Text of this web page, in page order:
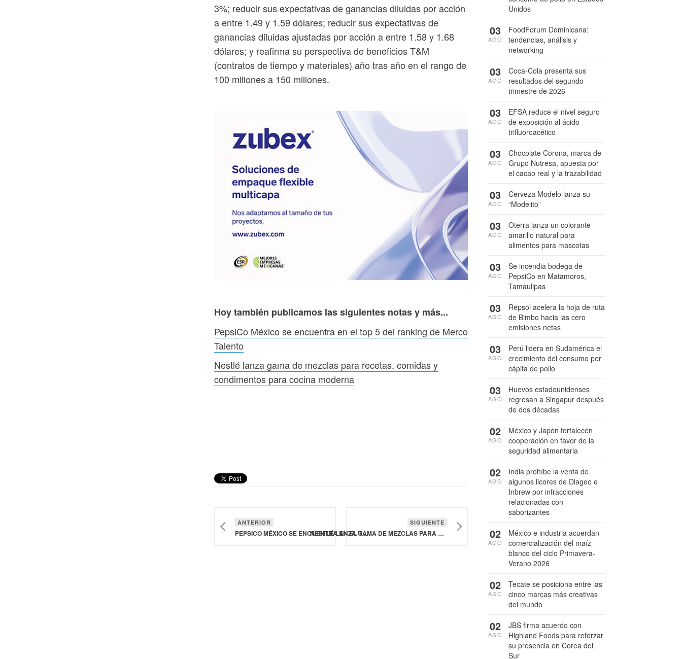
3%; reducir sus expectativas de ganancias diluidas por acción
a entre 1.49 y 1.59 dólares; reducir sus expectativas de
ganancias diluidas ajustadas por acción a entre 1.58 y 1.68
dólares; y reafirma su perspectiva de beneficios T&M
(contratos de tiempo y materiales) año tras año en el rango de
100 millones a 150 millones.
Hoy también publicamos las siguientes notas y más...
PepsiCo México se encuentra en el top 5 del ranking de Merco
Talento
Nestlé lanza gama de mezclas para recetas, comidas y
condimentos para cocina moderna
ANTERIOR
PEPSICO MÉXICO SE ENCUENTRA EN EL TOP 5 DEL RANKING DE MERCO TALENTO
SIGUIENTE
NESTLÉ LANZA GAMA DE MEZCLAS PARA RECETAS, COMIDAS Y CONDIMENTOS PARA COCINA MODERNA
Unidos
FoodForum Dominicana:
tendencias, análisis y
networking
03
AGO
Coca-Cola presenta sus
resultados del segundo
trimestre de 2026
03
AGO
EFSA reduce el nivel seguro
de exposición al ácido
trifluoroacético
03
AGO
Chocolate Corona, marca de
Grupo Nutresa, apuesta por
el cacao real y la trazabilidad
03
AGO
Cerveza Modelo lanza su
“Modelito”
03
AGO
Oterra lanza un colorante
amarillo natural para
alimentos para mascotas
03
AGO
Se incendia bodega de
PepsiCo en Matamoros,
Tamaulipas
03
AGO
Repsol acelera la hoja de ruta
de Bimbo hacia las cero
emisiones netas
03
AGO
Perú lidera en Sudamérica el
crecimiento del consumo per
cápita de pollo
03
AGO
Huevos estadounidenses
regresan a Singapur después
de dos décadas
03
AGO
México y Japón fortalecen
cooperación en favor de la
seguridad alimentaria
02
AGO
India prohíbe la venta de
algunos licores de Diageo e
Inbrew por infracciones
relacionadas con
saborizantes
02
AGO
México e industria acuerdan
comercialización del maíz
blanco del ciclo Primavera-
Verano 2026
02
AGO
Tecate se posiciona entre las
cinco marcas más creativas
del mundo
02
AGO
JBS firma acuerdo con
Highland Foods para reforzar
su presencia en Corea del
Sur
02
AGO